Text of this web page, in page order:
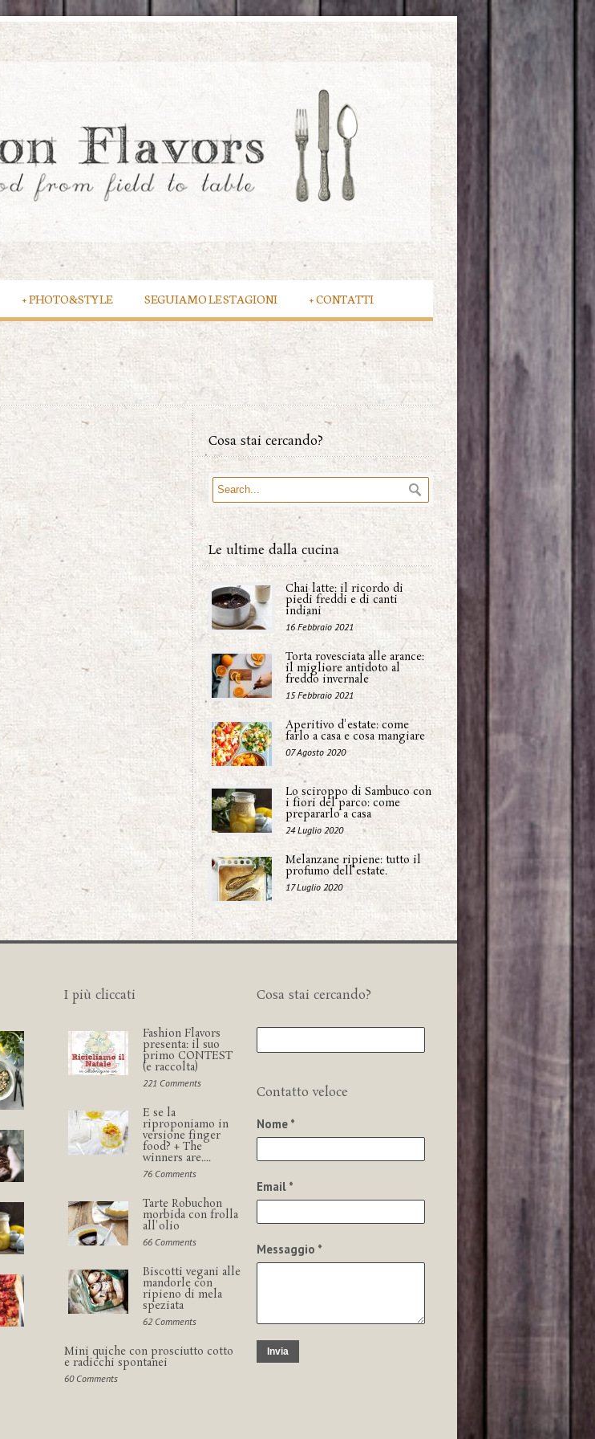
PHOTO&STYLE
+ SEGUIAMO LE STAGIONI CONTATTI
+
Cosa stai cercando?
Le ultime dalla cucina
Chai latte: il ricordo di
piedi freddi e di canti
indiani
16 Febbraio 2021
Torta rovesciata alle arance:
il migliore antidoto al
freddo invernale
15 Febbraio 2021
Aperitivo d'estate: come
farlo a casa e cosa mangiare
07 Agosto 2020
Lo sciroppo di Sambuco con
i fiori del parco: come
prepararlo a casa
24 Luglio 2020
Melanzane ripiene: tutto il
profumo dell'estate.
17 Luglio 2020
I più cliccati
Fashion Flavors
presenta: il suo
primo CONTEST
(e raccolta)
221 Comments
E se la
riproponiamo in
versione finger
food? + The
winners are....
76 Comments
Tarte Robuchon
morbida con frolla
all'olio
66 Comments
Biscotti vegani alle
mandorle con
ripieno di mela
speziata
62 Comments
Mini quiche con prosciutto cotto
e radicchi spontanei
60 Comments
Cosa stai cercando?
Contatto veloce
Nome *
Email *
Messaggio *
Invia